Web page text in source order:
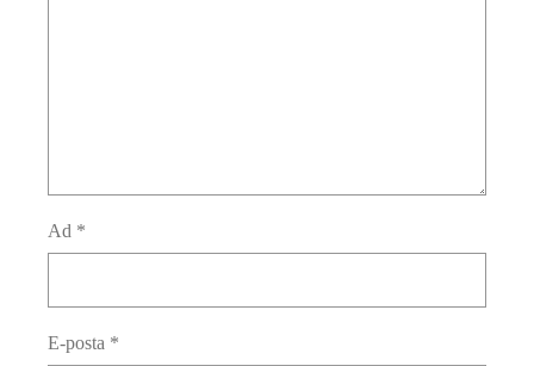
Ad *
E-posta *